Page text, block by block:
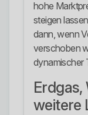
hohe
steigen
dann, wenn
verschoben
dynamischer
Erdgas,
weitere